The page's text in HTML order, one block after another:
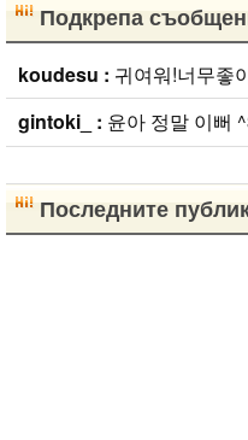
Подкрепа
koudesu : 귀여워!너무좋
gintoki_ : 윤아 정말 이
Последните